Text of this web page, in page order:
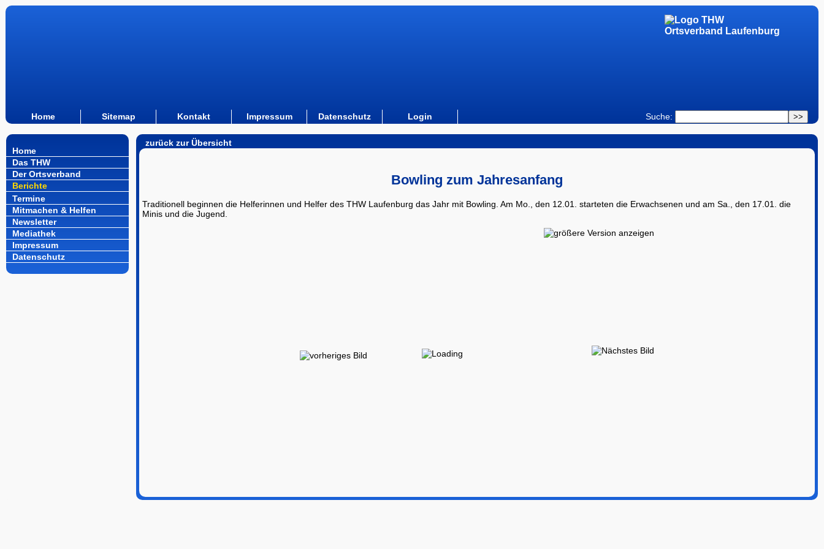
Ortsverband Laufenburg
Home Sitemap Kontakt Impressum Datenschutz Login Suche:
Home
Das THW
Der Ortsverband
Berichte
Termine
Mitmachen & Helfen
Newsletter
Mediathek
Impressum
Datenschutz
zurück zur Übersicht
Bowling zum Jahresanfang
Traditionell beginnen die Helferinnen und Helfer des THW Laufenburg das Jahr mit Bowling. Am Mo., den 12.01. starteten die Erwachsenen und am Sa., den 17.01. die
Minis und die Jugend.